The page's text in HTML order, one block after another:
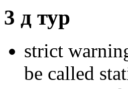
3 д тур
strict
be called